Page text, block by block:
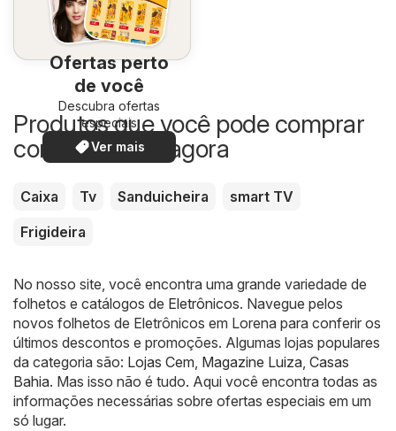
Ofertas perto
de você
Descubra ofertas
especiais
Ver mais
Produtos que você pode comprar
com desconto agora
Caixa Tv Sanduicheira
smart TV
Frigideira
No nosso site, você encontra uma grande variedade de
folhetos e catálogos de Eletrônicos. Navegue pelos
novos folhetos de Eletrônicos em Lorena para conferir os
últimos descontos e promoções. Algumas lojas populares
da categoria são: Lojas Cem, Magazine Luiza, Casas
Bahia. Mas isso não é tudo. Aqui você encontra todas as
informações necessárias sobre ofertas especiais em um
só lugar.